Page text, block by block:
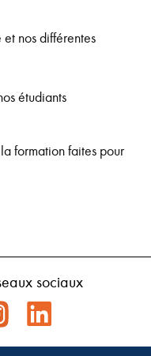
nos différentes
étudiants
formation faites pour
sociaux